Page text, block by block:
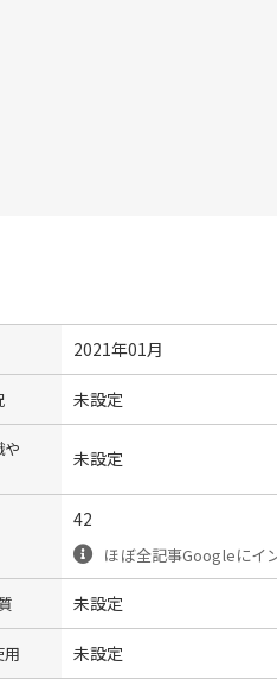
2021年01月
未設定
未設定
42
ほぼ全記事Googleにイ
未設定
未設定